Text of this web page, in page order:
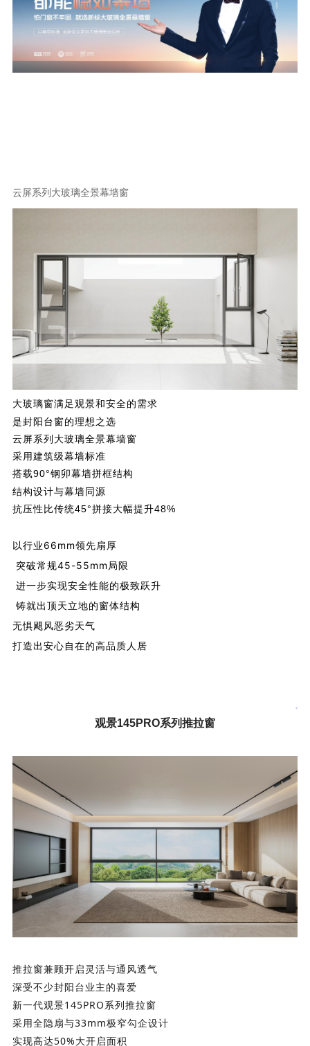
云屏系列大玻璃全景幕墙窗
大玻璃窗满足观景和安全的需求
是封阳台窗的理想之选
云屏系列大玻璃全景幕墙窗
采用建筑级幕墙标准
搭载90°钢卯幕墙拼框结构
结构设计与幕墙同源
抗压性比传统45°拼接大幅提升48%
以行业66mm领先扇厚
突破常规45-55mm局限
进一步实现安全性能的极致跃升
铸就出顶天立地的窗体结构
无惧飓风恶劣天气
打造出安心自在的高品质人居
观景145PRO系列推拉窗
推拉窗兼顾开启灵活与通风透气
深受不少封阳台业主的喜爱
新一代观景145PRO系列推拉窗
采用全隐扇与33mm极窄勾企设计
实现高达50%大开启面积